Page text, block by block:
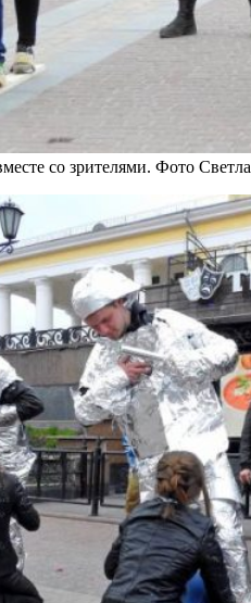
со зрителями. Фото